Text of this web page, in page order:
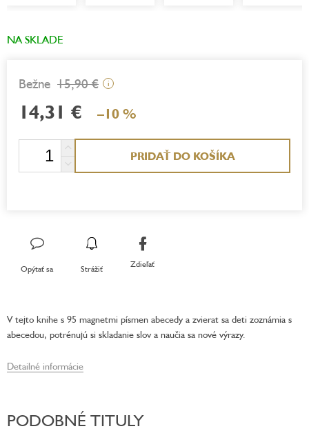
NA SKLADE
15,90 € i
14,31 € –10 %
PRIDAŤ DO KOŠÍKA
Opýtať sa Strážiť Zdieľať
V tejto knihe s 95 magnetmi písmen abecedy a zvierat sa deti zoznámia s
abecedou, potrénujú si skladanie slov a naučia sa nové výrazy.
Detailné informácie
PODOBNÉ TITULY